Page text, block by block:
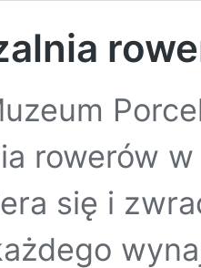
rowerów
się i